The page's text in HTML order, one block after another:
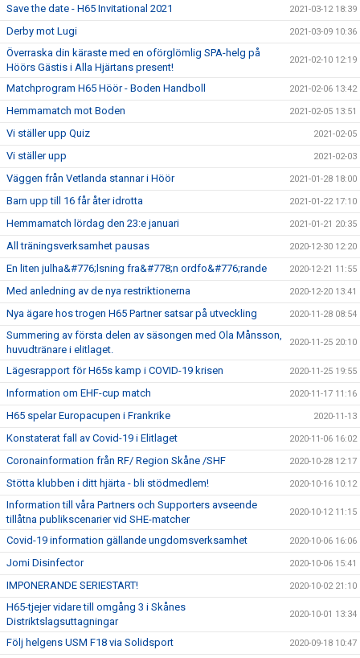
Save the date - H65 Invitational 2021 2021-03-12 18:39
Derby mot Lugi 2021-03-09 10:36
Överraska din käraste med en oförglömlig SPA-helg på
Höörs Gästis i Alla Hjärtans present!
2021-02-10 12:19
Matchprogram H65 Höör - Boden Handboll 2021-02-06 13:42
Hemmamatch mot Boden 2021-02-05 13:51
Vi ställer upp Quiz 2021-02-05
Vi ställer upp 2021-02-03
Väggen från Vetlanda stannar i Höör 2021-01-28 18:00
Barn upp till 16 får åter idrotta 2021-01-22 17:10
Hemmamatch lördag den 23:e januari 2021-01-21 20:35
All träningsverksamhet pausas 2020-12-30 12:20
En liten julha&#776;lsning fra&#778;n ordfo&#776;rande 2020-12-21 11:55
Med anledning av de nya restriktionerna 2020-12-20 13:41
Nya ägare hos trogen H65 Partner satsar på utveckling 2020-11-28 08:54
Summering av första delen av säsongen med Ola Månsson,
huvudtränare i elitlaget.
2020-11-25 20:10
Lägesrapport för H65s kamp i COVID-19 krisen 2020-11-25 19:55
Information om EHF-cup match 2020-11-17 11:16
H65 spelar Europacupen i Frankrike 2020-11-13
Konstaterat fall av Covid-19 i Elitlaget 2020-11-06 16:02
Coronainformation från RF/ Region Skåne /SHF 2020-10-28 12:17
Stötta klubben i ditt hjärta - bli stödmedlem! 2020-10-16 10:12
Information till våra Partners och Supporters avseende
tillåtna publikscenarier vid SHE-matcher
2020-10-12 11:15
Covid-19 information gällande ungdomsverksamhet 2020-10-06 16:06
Jomi Disinfector 2020-10-06 15:41
IMPONERANDE SERIESTART! 2020-10-02 21:10
H65-tjejer vidare till omgång 3 i Skånes
Distriktslagsuttagningar
2020-10-01 13:34
Följ helgens USM F18 via Solidsport 2020-09-18 10:47